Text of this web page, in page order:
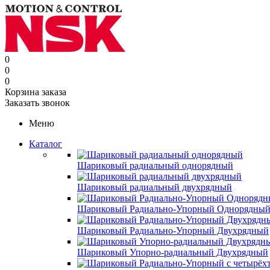
0
0
0
Корзина заказа
Заказать звонок
Меню
Каталог
Шариковый радиальный однорядный
Шариковый радиальный двухрядный
Шариковый Радиально-Упорный Однорядный
Шариковый Радиально-Упорный Двухрядный
Шариковый Упорно-радиальный Двухрядный